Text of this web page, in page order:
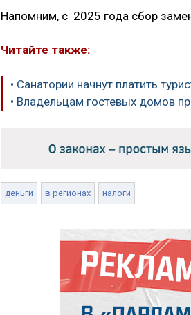
Напомним, с 2025 года сбор
Читайте также:
• Санатории начнут платить
• Владельцам гостевых домов
деньги в регионах налоги